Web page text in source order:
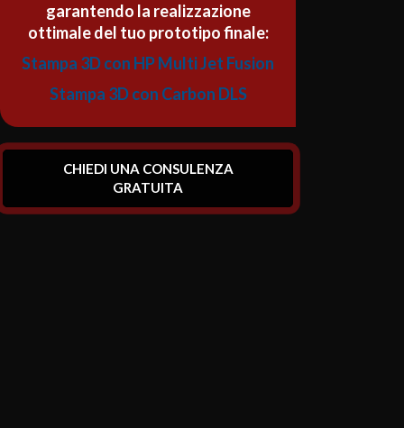
garantendo la realizzazione
ottimale del tuo prototipo finale:
Stampa 3D con HP Multi Jet Fusion
Stampa 3D con Carbon DLS
CHIEDI UNA CONSULENZA
GRATUITA